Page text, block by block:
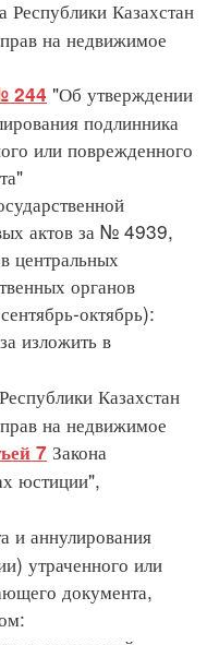
Республики Казахстан
на недвижимое
244 "Об утверждении
подлинника
или поврежденного
актов за № 4939,
центральных
органов
октябрь):
изложить в
Республики Казахстан
на недвижимое
7 Закона
юстиции",
и аннулирования
утраченного или
документа,